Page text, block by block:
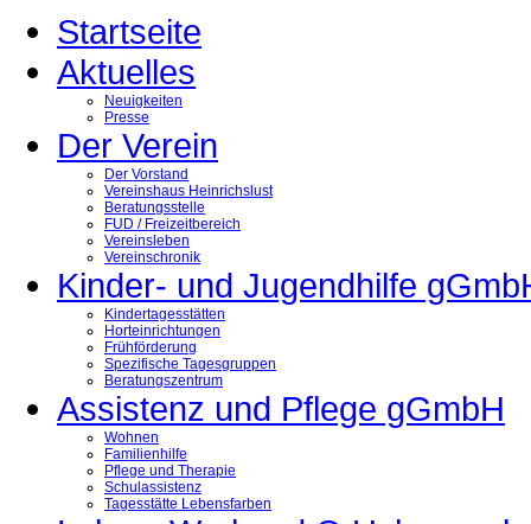
Startseite
Aktuelles
Neuigkeiten
Presse
Der Verein
Der Vorstand
Vereinshaus Heinrichslust
Beratungsstelle
FUD / Freizeitbereich
Vereinsleben
Vereinschronik
Kinder- und Jugendhilfe
Kindertagesstätten
Horteinrichtungen
Frühförderung
Spezifische Tagesgruppen
Beratungszentrum
Assistenz und Pflege gGmbH
Wohnen
Familienhilfe
Pflege und Therapie
Schulassistenz
Tagesstätte Lebensfarben